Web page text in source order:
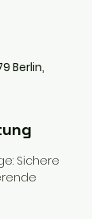
Berlin,
Sichere